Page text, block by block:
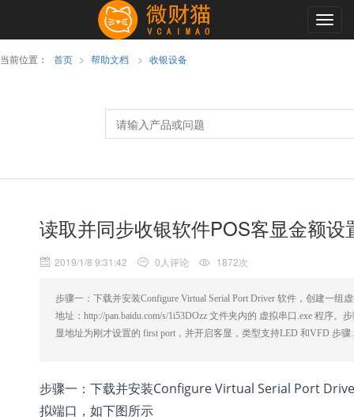
当前位置： 首页 > 帮助文档 > 收银设备
读取并同步收银软件POS客显金额设
2019/1/8 9:31:42 0人评论 1872次
步骤一：下载并安装Configure Virtual Serial Port Driver 软件，创建一组
地址：http://pan.baidu.com/s/1i53DOzz 文件夹内的 虚拟串口.exe 程序。
显地址为刚才设置的 first port，并开启客显，类型支持LED 和VFD 步
步骤一：下载并安装Configure Virtual Serial Port
拟端口，如下图所示